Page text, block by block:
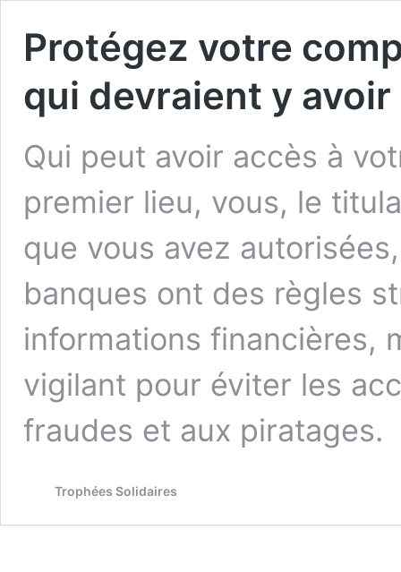
Protégez votre
qui devraient y avoir
Qui peut avoir accès à
premier lieu, vous, le
que vous avez
banques ont des règles
informations financières,
vigilant pour éviter les
fraudes et aux piratages.
Trophées Solidaires